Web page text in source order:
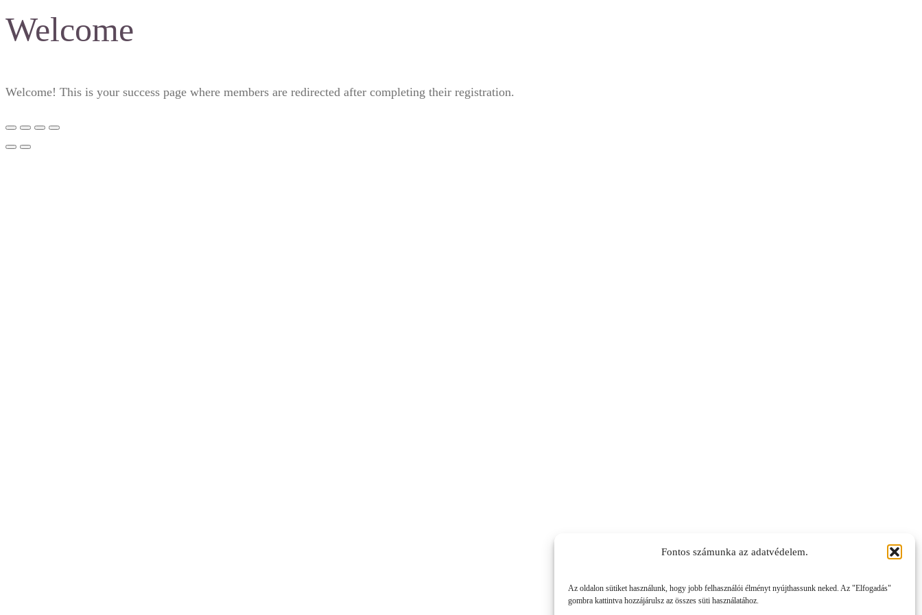
Fontos számunka az adatvédelem.
Az oldalon sütiket használunk, hogy jobb felhasználói élményt nyújthassunk neked. Az "Elfogadás"
gombra kattintva hozzájárulsz az összes süti használatához.
Welcome
Welcome! This is your success page where members are redirected after completing their registration.